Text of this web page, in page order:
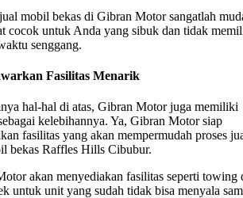
mobil bekas di Gibran Motor sangatlah
cocok untuk Anda yang sibuk dan tidak
senggang.
Fasilitas Menarik
hal-hal di atas, Gibran Motor juga memiliki
kelebihannya. Ya, Gibran Motor siap
fasilitas yang akan mempermudah proses
bekas Raffles Hills Cibubur.
akan menyediakan fasilitas seperti towing
untuk unit yang sudah tidak bisa menyala